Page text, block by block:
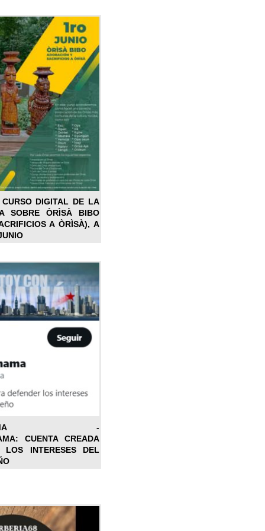
DIGITAL DE LA
SOBRE ÒRÌSÀ BIBO
A ÒRÌSÀ), A
-
CUENTA CREADA
LOS INTERESES DEL